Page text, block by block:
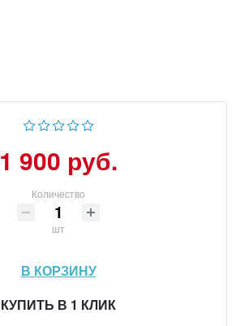
1 900 руб.
Количество
шт
В КОРЗИНУ
КУПИТЬ В 1 КЛИК